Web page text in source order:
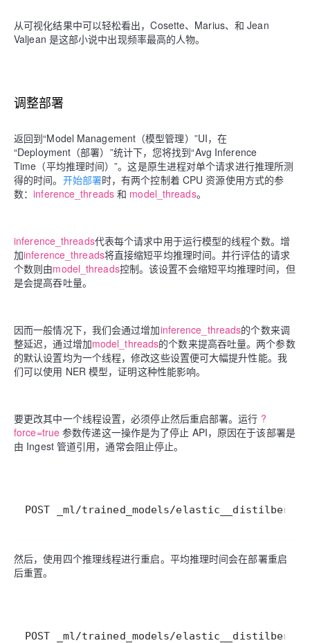
从可视化结果中可以轻松看出，Cosette、Marius、和 Jean
Valjean 是这部小说中出现频率最高的人物。
调整部署
返回到“Model Management（模型管理）”UI，在
“Deployment（部署）”统计下，您将找到“Avg Inference
Time（平均推理时间）”。这是原生进程对单个请求进行推理所测
得的时间。 开始部署时，有两个控制着 CPU 资源使用方式的参
数：inference_threads 和 model_threads。
inference_threads代表每个请求中用于运行模型的线程个数。增
加inference_threads将直接缩短平均推理时间。并行评估的请求
个数则由model_threads控制。该设置不会缩短平均推理时间，但
是会提高吞吐量。
因而一般情况下，我们会通过增加inference_threads的个数来调
整延迟，通过增加model_threads的个数来提高吞吐量。两个参数
的默认设置均为一个线程，修改这些设置便可大幅提升性能。我
们可以使用 NER 模型，证明这种性能影响。
要更改其中一个线程设置，必须停止然后重启部署。运行 ?
force=true 参数传递这一操作是为了停止 API，原因在于该部署是
由 Ingest 管道引用，通常会阻止停止。
POST _ml/trained_models/elastic__distilbert-
然后，使用四个推理线程进行重启。平均推理时间会在部署重启
后重置。
POST _ml/trained_models/elastic__distilbert-